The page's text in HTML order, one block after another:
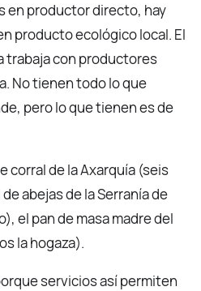
en productor directo, hay
producto ecológico local. El
trabaja con productores
No tienen todo lo que
pero lo que tienen es de
corral de la Axarquía (seis
abejas de la Serranía de
el pan de masa madre del
la hogaza).
servicios así permiten